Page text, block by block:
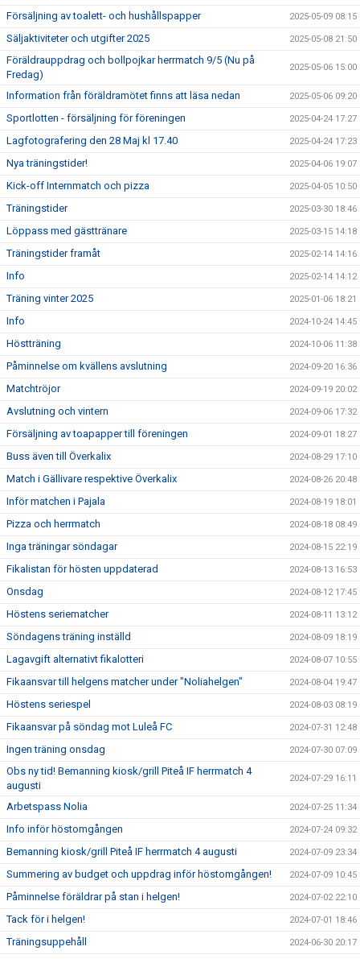
Försäljning av toalett- och hushållspapper 2025-05-09 08:15
Säljaktiviteter och utgifter 2025 2025-05-08 21:50
Föräldrauppdrag och bollpojkar herrmatch 9/5 (Nu på
Fredag)
2025-05-06 15:00
Information från föräldramötet finns att läsa nedan 2025-05-06 09:20
Sportlotten - försäljning för föreningen 2025-04-24 17:27
Lagfotografering den 28 Maj kl 17.40 2025-04-24 17:23
Nya träningstider! 2025-04-06 19:07
Kick-off Internmatch och pizza 2025-04-05 10:50
Träningstider 2025-03-30 18:46
Löppass med gästtränare 2025-03-15 14:18
Träningstider framåt 2025-02-14 14:16
Info 2025-02-14 14:12
Träning vinter 2025 2025-01-06 18:21
Info 2024-10-24 14:45
Höstträning 2024-10-06 11:38
Påminnelse om kvällens avslutning 2024-09-20 16:36
Matchtröjor 2024-09-19 20:02
Avslutning och vintern 2024-09-06 17:32
Försäljning av toapapper till föreningen 2024-09-01 18:27
Buss även till Överkalix 2024-08-29 17:10
Match i Gällivare respektive Överkalix 2024-08-26 20:48
Inför matchen i Pajala 2024-08-19 18:01
Pizza och herrmatch 2024-08-18 08:49
Inga träningar söndagar 2024-08-15 22:19
Fikalistan för hösten uppdaterad 2024-08-13 16:53
Onsdag 2024-08-12 17:45
Höstens seriematcher 2024-08-11 13:12
Söndagens träning inställd 2024-08-09 18:19
Lagavgift alternativt fikalotteri 2024-08-07 10:55
Fikaansvar till helgens matcher under "Noliahelgen" 2024-08-04 19:47
Höstens seriespel 2024-08-03 08:19
Fikaansvar på söndag mot Luleå FC 2024-07-31 12:48
Ingen träning onsdag 2024-07-30 07:09
Obs ny tid! Bemanning kiosk/grill Piteå IF herrmatch 4
augusti
2024-07-29 16:11
Arbetspass Nolia 2024-07-25 11:34
Info inför höstomgången 2024-07-24 09:32
Bemanning kiosk/grill Piteå IF herrmatch 4 augusti 2024-07-09 23:34
Summering av budget och uppdrag inför höstomgången! 2024-07-09 10:45
Påminnelse föräldrar på stan i helgen! 2024-07-02 22:10
Tack för i helgen! 2024-07-01 18:46
Träningsuppehåll 2024-06-30 20:17